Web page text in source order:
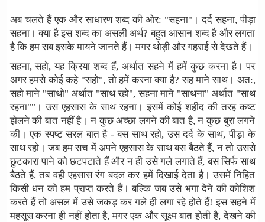
अब चलते हैं एक और साधारण शब्द की ओर: "सहना"। दर्द सहना, पीड़ा
सहना। क्या है इस शब्द का असली अर्थ? बहुत आसान शब्द है और लगता
है कि हम सब इसके मायने जानते हैं। मगर थोड़ी और गहराई से देखते हैं।
सहना, सहो, यह क्रिया शब्द हैं, अर्थात सहने में हमें कुछ करना है। पर
अगर हमसे कोई कहे "सहो", तो हमें करना क्या है? सह माने साथ। अत:,
सहो माने "साथो" अर्थात "साथ रहो", सहना माने "साथना" अर्थात "साथ
रहना""। उस एहसास के साथ रहना। इसमें कोई शहीद की तरह कष्ट
झेलने की बात नहीं है। न कुछ अच्छा लगने की बात है, न कुछ बुरा लगने
की। एक स्पष्ट सरल बात है - बस साथ रहो, उस दर्द के साथ, पीड़ा के
साथ रहो। जब हम सच में अपने एहसास के साथ बस बैठते हैं, न तो उससे
छुटकारा पाने को छटपटाते हैं और न ही उसे गले लगाते हैं, बस सिर्फ साथ
बैठते हैं, तब वही एहसास रंग बदल कर हमें दिखाई देता है। उसमें निहित
किसी धन को हम प्राप्त करते हैं। बल्कि जब उसे भगा देने की कोशिश
करते हैं तो असल में उसे जकड़ कर गले ही लगा रहे होते हैं! इस सहने में
महसूस करना ही नहीं होता है, मगर एक और सूक्ष्म बात होती है, देखने की